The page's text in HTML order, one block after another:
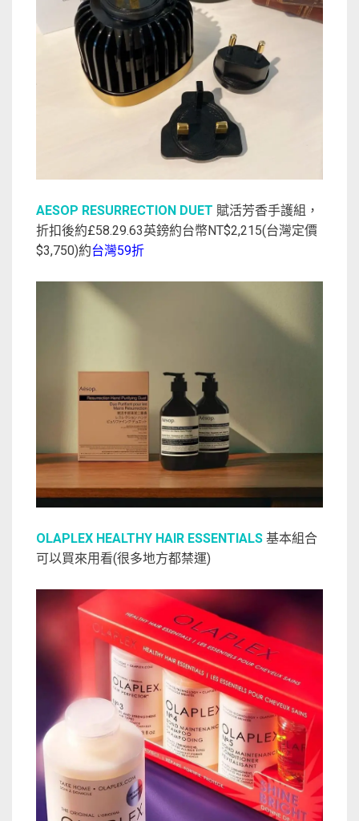
AESOP RESURRECTION DUET 賦活芳香手護組，
折扣後約£58.29.63英鎊約台幣NT$2,215(台灣定價
$3,750)約台灣59折
OLAPLEX HEALTHY HAIR ESSENTIALS 基本組合
可以買來用看(很多地方都禁運)